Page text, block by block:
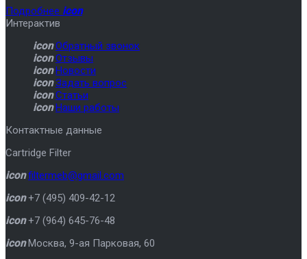
Подробнее icon
Интерактив
icon Обратный звонок
icon Отзывы
icon Новости
icon Задать вопрос
icon Статьи
icon Наши работы
Контактные данные
Cartridge Filter
icon filtermeb@gmail.com
icon +7 (495) 409-42-12
icon +7 (964) 645-76-48
icon Москва, 9-ая Парковая, 60